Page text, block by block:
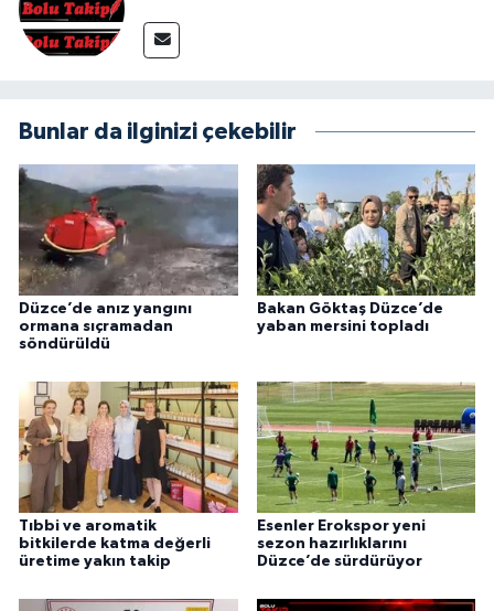
Bunlar da ilginizi çekebilir
Düzce’de anız yangını
ormana sıçramadan
söndürüldü
Bakan Göktaş Düzce’de
yaban mersini topladı
Tıbbi ve aromatik
bitkilerde katma değerli
üretime yakın takip
Esenler Erokspor yeni
sezon hazırlıklarını
Düzce’de sürdürüyor